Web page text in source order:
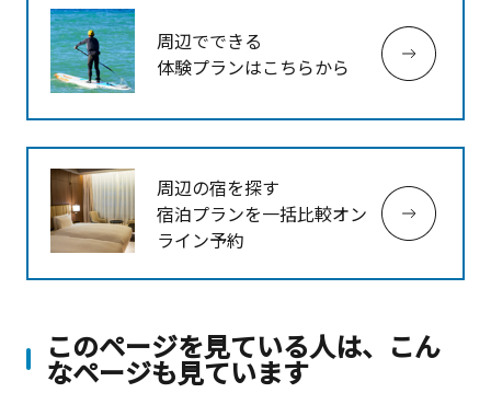
周辺でできる
体験プランはこちらから
周辺の宿を探す
宿泊プランを一括比較オン
ライン予約
このページを見ている人は、こん
なページも見ています